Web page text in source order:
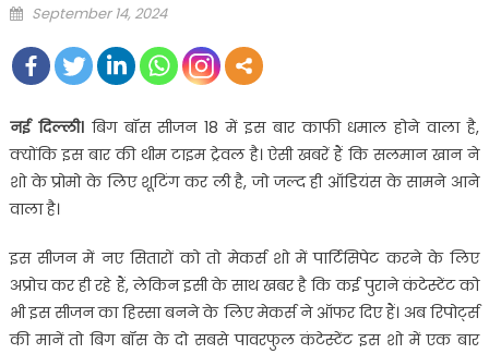
Posted
September 14, 2024
नई दिल्ली। बिग बॉस सीजन 18 में इस बार काफी धमाल होने वाला है,
क्योंकि इस बार की थीम टाइम ट्रेवल है। ऐसी खबरें हैं कि सलमान खान ने
शो के प्रोमो के लिए शूटिंग कर ली है, जो जल्द ही ऑडियंस के सामने आने
वाला है।
इस सीजन में नए सितारों को तो मेकर्स शो में पार्टिसिपेट करने के लिए
अप्रोच कर ही रहे हैं, लेकिन इसी के साथ खबर है कि कई पुराने कंटेस्टेंट को
भी इस सीजन का हिस्सा बनने के लिए मेकर्स ने ऑफर दिए हैं। अब रिपोर्ट्स
की मानें तो बिग बॉस के दो सबसे पावरफुल कंटेस्टेंट इस शो में एक बार